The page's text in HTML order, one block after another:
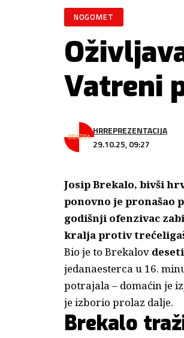
NOGOMET
Vatreni
29.10.25, 09:27
HRREPREZENTACIJA
Josip Brekalo, bivši
ponovno je pronašao
godišnji ofenzivac
kralja protiv
Bio je to Brekalov
jedanaesterca u 16.
potrajala – domaćin je
je izborio prolaz dalje.
Brekalo